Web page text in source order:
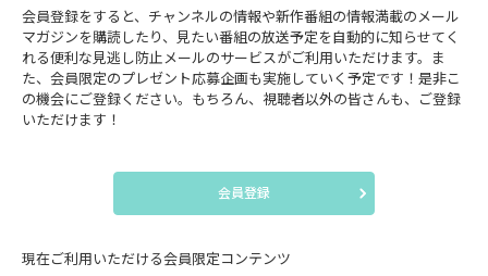
会員登録をすると、チャンネルの情報や新作番組の情報満載のメール
マガジンを購読したり、見たい番組の放送予定を自動的に知らせてく
れる便利な見逃し防止メールのサービスがご利用いただけます。ま
た、会員限定のプレゼント応募企画も実施していく予定です！是非こ
の機会にご登録ください。もちろん、視聴者以外の皆さんも、ご登録
いただけます！
会員登録
現在ご利用いただける会員限定コンテンツ